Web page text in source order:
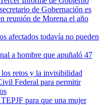
de Gobernación es
reunión de Morena el año
afectados todavía no pueden
a hombre que apuñaló 47
retos y la invisibilidad
Federal para permitir
para que una mujer